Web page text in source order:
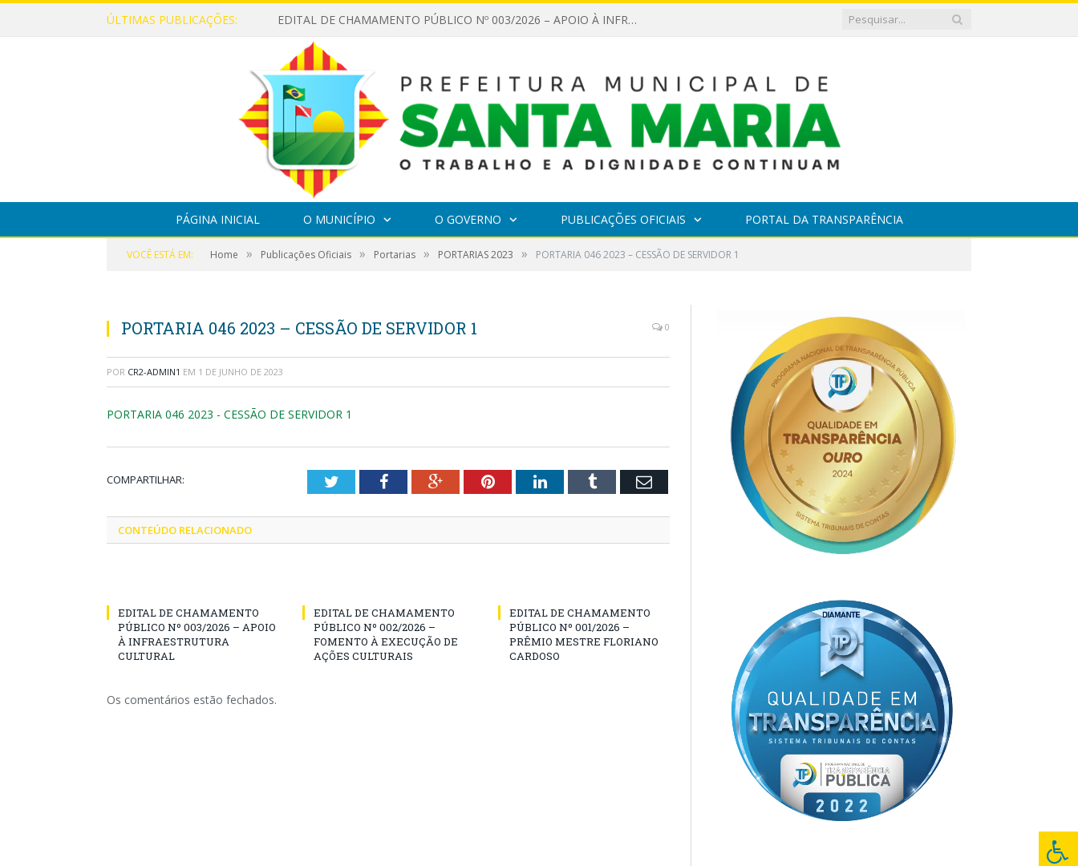
ÚLTIMAS PUBLICAÇÕES: EDITAL DE CHAMAMENTO PÚBLICO Nº 003/2026 – APOIO À INFRAESTRUTURA CULTURAL
PÁGINA INICIAL O MUNICÍPIO O GOVERNO PUBLICAÇÕES OFICIAIS PORTAL DA TRANSPARÊNCIA
VOCÊ ESTÁ EM: Home » Publicações Oficiais » Portarias » PORTARIAS 2023 » PORTARIA 046 2023 – CESSÃO DE SERVIDOR 1
PORTARIA 046 2023 – CESSÃO DE SERVIDOR 1 0
POR CR2-ADMIN1 EM 1 DE JUNHO DE 2023
PORTARIA 046 2023 - CESSÃO DE SERVIDOR 1
COMPARTILHAR: TwitterFacebookGoogle+PinterestLinkedInTumblr Email
CONTEÚDO RELACIONADO
EDITAL DE CHAMAMENTO
PÚBLICO Nº 003/2026 – APOIO
À INFRAESTRUTURA
CULTURAL
EDITAL DE CHAMAMENTO
PÚBLICO Nº 002/2026 –
FOMENTO À EXECUÇÃO DE
AÇÕES CULTURAIS
EDITAL DE CHAMAMENTO
PÚBLICO Nº 001/2026 –
PRÊMIO MESTRE FLORIANO
CARDOSO
Os comentários estão fechados.